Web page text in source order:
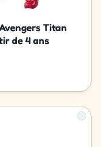
Titan
de 4 ans